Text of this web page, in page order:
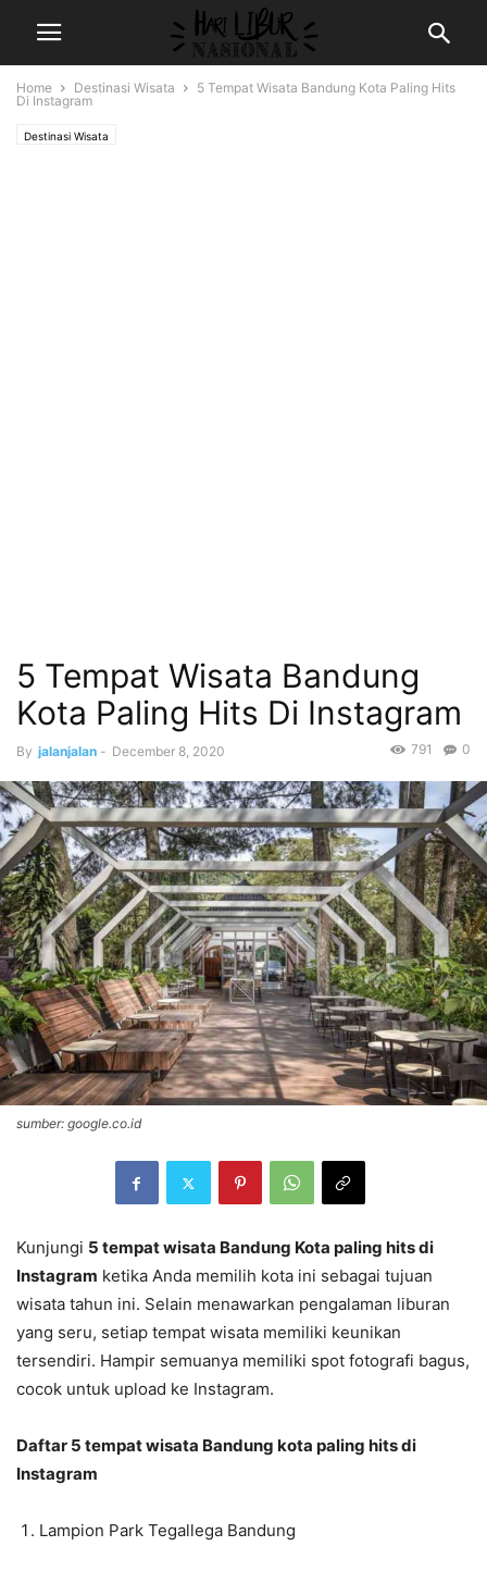
Home Destinasi Wisata
5 Tempat Wisata Bandung Kota Paling Hits
Di Instagram
Destinasi Wisata
5 Tempat Wisata Bandung
Kota Paling Hits Di Instagram
By jalanjalan - December 8, 2020 0
791
sumber: google.co.id
Kunjungi 5 tempat wisata Bandung Kota paling hits di
Instagram ketika Anda memilih kota ini sebagai tujuan
wisata tahun ini. Selain menawarkan pengalaman liburan
yang seru, setiap tempat wisata memiliki keunikan
tersendiri. Hampir semuanya memiliki spot fotografi bagus,
cocok untuk upload ke Instagram.
Daftar 5 tempat wisata Bandung kota paling hits di
Instagram
Lampion Park Tegallega Bandung